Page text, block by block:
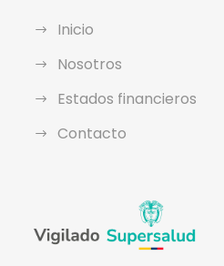
Inicio
Nosotros
Estados financieros
Contacto